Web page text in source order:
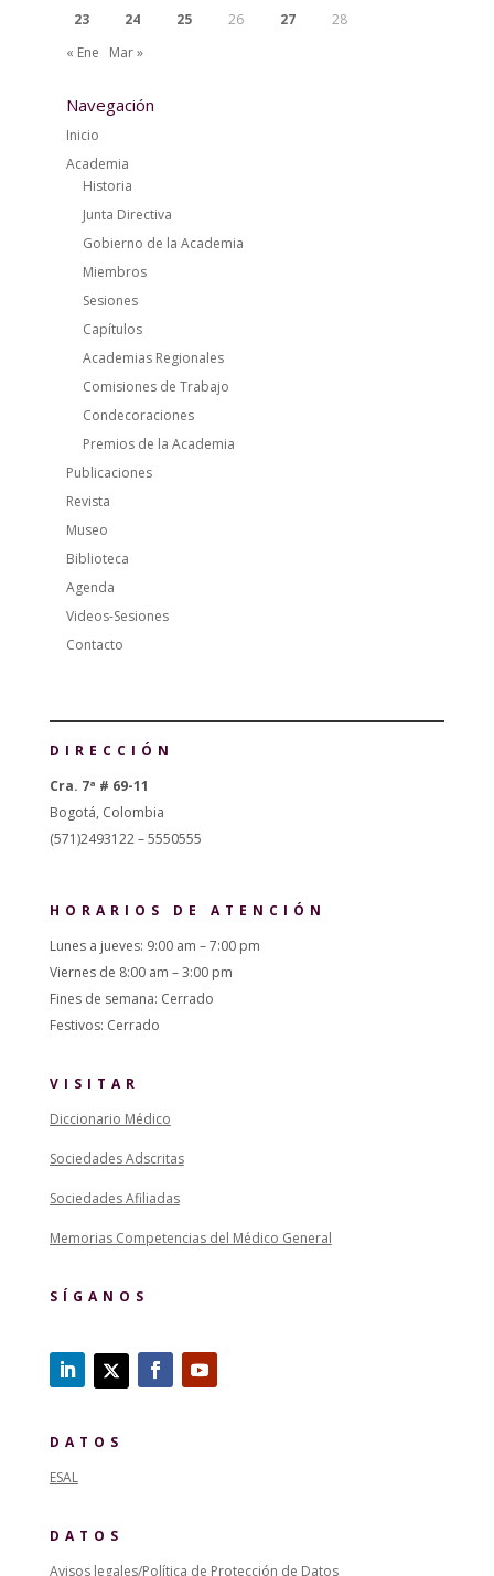
23 24 25 26 27
28
« Ene
Mar »
Navegación
Inicio
Academia
Historia
Junta Directiva
Gobierno de la Academia
Miembros
Sesiones
Capítulos
Academias Regionales
Comisiones de Trabajo
Condecoraciones
Premios de la Academia
Publicaciones
Revista
Museo
Biblioteca
Agenda
Videos-Sesiones
Contacto
DIRECCIÓN
Cra. 7ª # 69-11
Bogotá, Colombia
(571)2493122 – 5550555
HORARIOS DE ATENCIÓN
Lunes a jueves: 9:00 am – 7:00 pm
Viernes de 8:00 am – 3:00 pm
Fines de semana: Cerrado
Festivos: Cerrado
VISITAR
Diccionario Médico
Sociedades Adscritas
Sociedades Afiliadas
Memorias Competencias del Médico General
SÍGANOS
DATOS
ESAL
DATOS
Avisos legales/Política de Protección de Datos